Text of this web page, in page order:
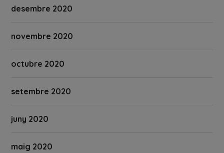
desembre 2020
novembre 2020
octubre 2020
setembre 2020
juny 2020
maig 2020